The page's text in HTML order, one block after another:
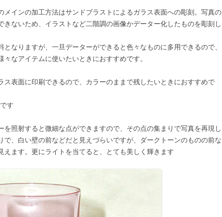
メインの加工方法はサンドブラストによるガラス表面への彫刻。写真の
きないため、イラストなど二階調の画像かデーター化したものを彫刻し
となりますが、一旦データーができると色々なものに多用できるので、
々なアイテムに使いたいときにおすすめです。
ス表面に印刷できるので、カラーのままで残したいときにおすすめで
す
を照射すると微細な点ができますので、その点の集まりで写真を再現し
で、白い壁の前などだと見えづらいですが、ダークトーンのものの前な
えます。更にライトを当てると、とても美しく輝きます